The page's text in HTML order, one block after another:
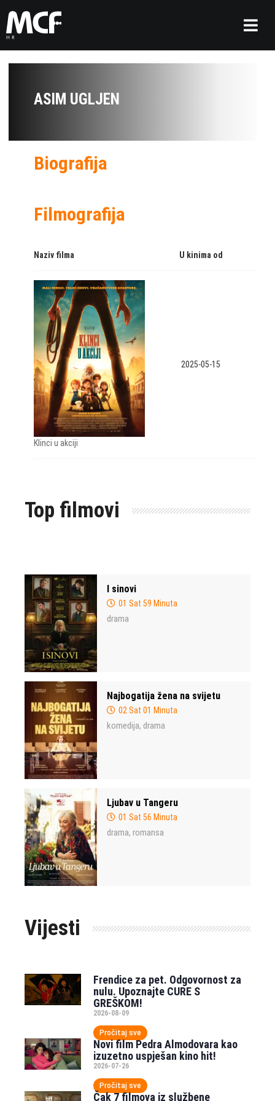
ASIM UGLJEN
Biografija
Filmografija
Naziv filma U kinima od
Klinci u akciji
2025-05-15
Top filmovi
I sinovi
01 Sat 59 Minuta
drama
Najbogatija žena na svijetu
02 Sat 01 Minuta
komedija, drama
Ljubav u Tangeru
01 Sat 56 Minuta
drama, romansa
Vijesti
Frendice za pet. Odgovornost za
nulu. Upoznajte CURE S
GREŠKOM!
2026-08-09
Pročitaj sve
Novi film Pedra Almodovara kao
izuzetno uspješan kino hit!
2026-07-26
Pročitaj sve
Čak 7 filmova iz službene